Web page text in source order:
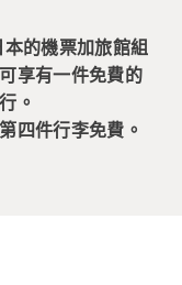
的機票加旅館組
享有一件免費的
。
四件行李免費。